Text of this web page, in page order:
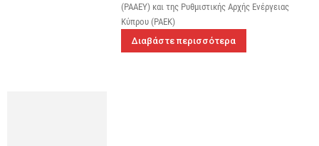
(ΡΑΑΕΥ) και της Ρυθμιστικής Αρχής Ενέργειας
Κύπρου (ΡΑΕΚ)
Διαβάστε περισσότερα